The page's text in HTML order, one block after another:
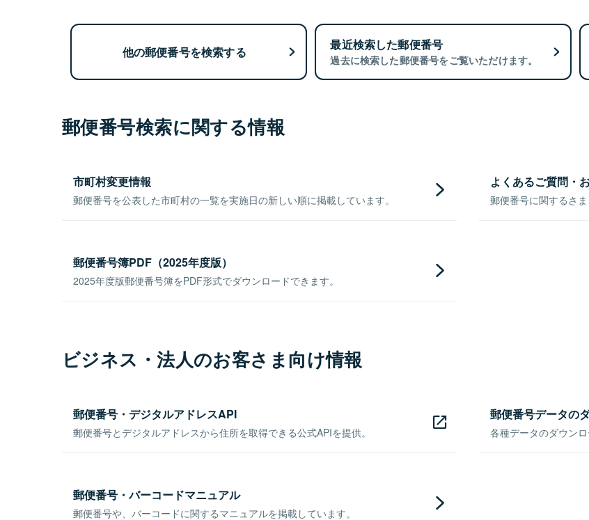
他の郵便番号を検索する 最近検索した郵便番号
過去に検索した郵便番号をご覧いただけます。
郵便番号検索に関する情報
市町村変更情報
郵便番号を公表した市町村の一覧を実施日の新しい順に掲載しています。
よくあるご質問・
郵便番号に関するさ
郵便番号簿PDF（2025年度版）
2025年度版郵便番号簿をPDF形式でダウンロードできます。
ビジネス・法人のお客さま向け情報
郵便番号・デジタルアドレスAPI
郵便番号とデジタルアドレスから住所を取得できる公式APIを提供。
郵便番号データの
各種データのダウン
郵便番号・バーコードマニュアル
郵便番号や、バーコードに関するマニュアルを掲載しています。